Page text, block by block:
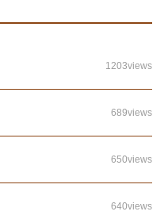
1203views
689views
650views
640views